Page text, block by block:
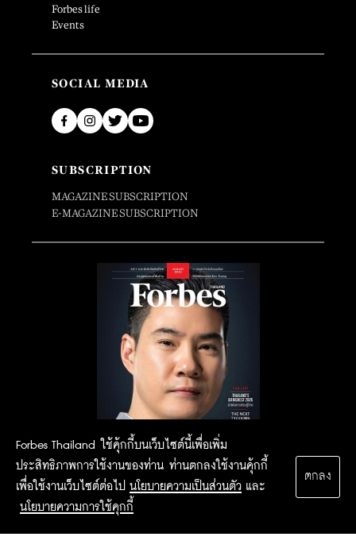
Forbes Thailand ใช้คุ้กกี้บนเว็บไซต์นี้เพื่อเพิ่ม
ประสิทธิภาพการใช้งานของท่าน ท่านตกลงใช้งานคุ้กกี้
เพื่อใช้งานเว็บไซต์ต่อไป นโยบายความเป็นส่วนตัว และ
นโยบายความการใช้คุกกี้
ตกลง
Forbes life
Events
SOCIAL MEDIA
SUBSCRIPTION
MAGAZINE SUBSCRIPTION
E-MAGAZINE SUBSCRIPTION
2015 Forbesthailand.com ALL RIGHTS RESERVED